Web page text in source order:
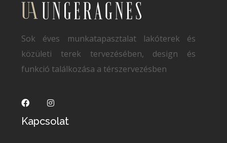
Sok éves munkatapasztalat lakóterek és
közületi terek tervezésében, design és
funkció találkozása a térszervezésben
Kapcsolat